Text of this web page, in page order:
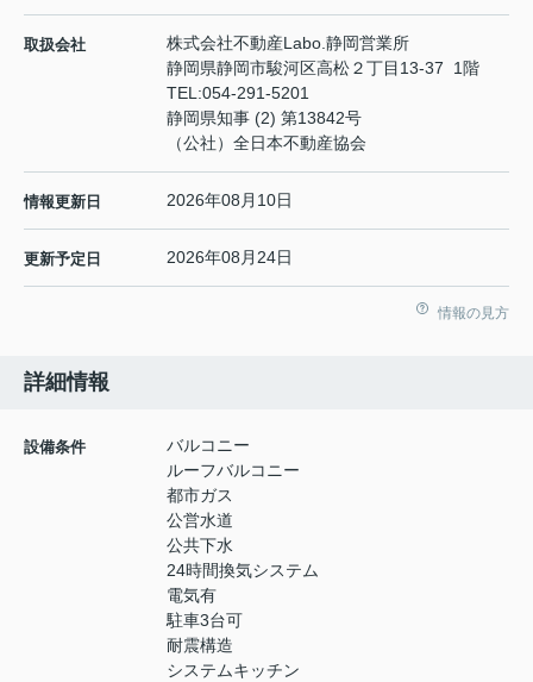
取扱会社
株式会社不動産Labo.静岡営業所
静岡県静岡市駿河区高松２丁目13-37 1階
TEL:054-291-5201
静岡県知事 (2) 第13842号
（公社）全日本不動産協会
情報更新日 2026年08月10日
更新予定日 2026年08月24日
情報の見方
詳細情報
設備条件
バルコニー
ルーフバルコニー
都市ガス
公営水道
公共下水
24時間換気システム
電気有
駐車3台可
耐震構造
システムキッチン